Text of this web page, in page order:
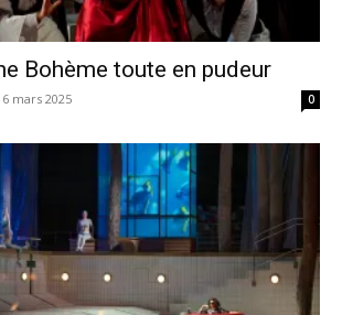
Bohème toute en pudeur
6 mars 2025 0